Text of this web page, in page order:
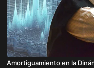
Amortiguamiento en la